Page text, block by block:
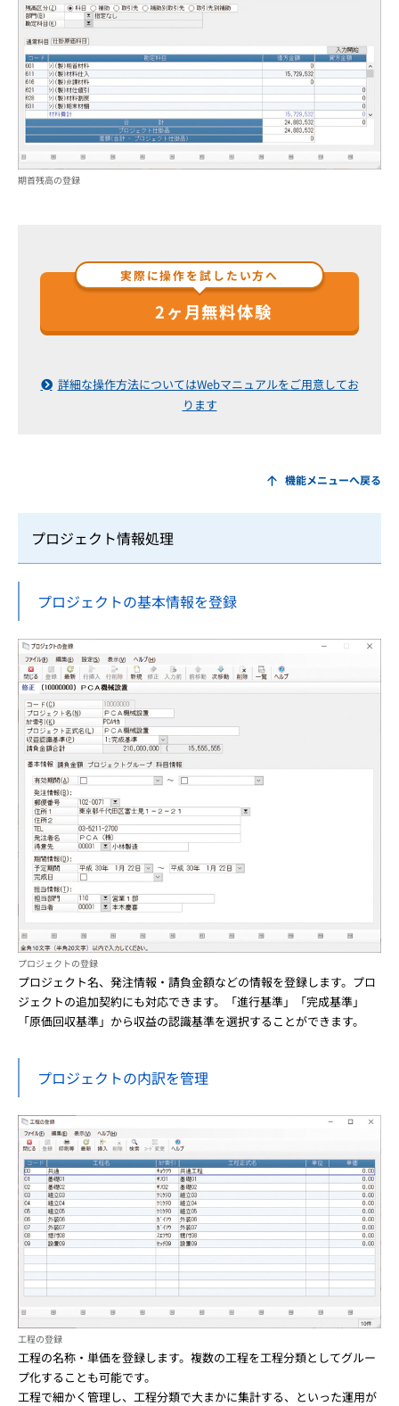
期首残高の登録
実際に操作を試したい方へ
2ヶ月無料体験
詳細な操作方法についてはWebマニュアルをご用意してお
ります
機能メニューへ戻る
プロジェクト情報処理
プロジェクトの基本情報を登録
プロジェクトの登録
プロジェクト名、発注情報・請負金額などの情報を登録します。プロ
ジェクトの追加契約にも対応できます。「進行基準」「完成基準」
「原価回収基準」から収益の認識基準を選択することができます。
プロジェクトの内訳を管理
工程の登録
工程の名称・単価を登録します。複数の工程を工程分類としてグルー
プ化することも可能です。
工程で細かく管理し、工程分類で大まかに集計する、といった運用が